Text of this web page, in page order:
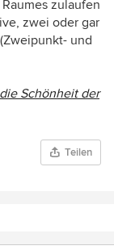
zulaufen
zwei oder gar
und
Schönheit der
Teilen